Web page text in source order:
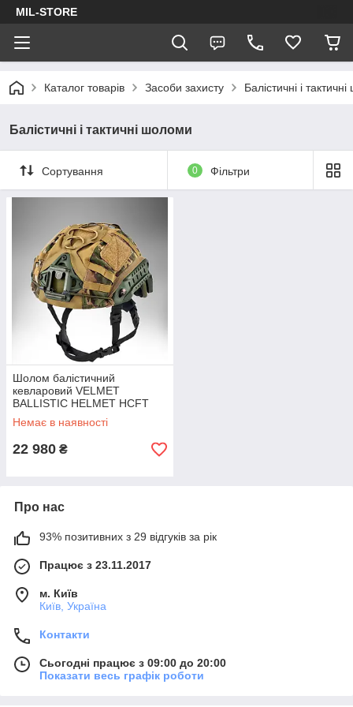
MIL-STORE
Каталог товарів Засоби захисту Балістичні і
Балістичні і тактичні шоломи
Сортування 0 Фільтри
Шолом балістичний
кевларовий VELMET
BALLISTIC HELMET HCFT
Немає в наявності
22 980 ₴
Про нас
93% позитивних з 29 відгуків за рік
Працює з 23.11.2017
м. Київ
Київ, Україна
Контакти
Сьогодні працює з 09:00 до 20:00
Показати весь графік роботи